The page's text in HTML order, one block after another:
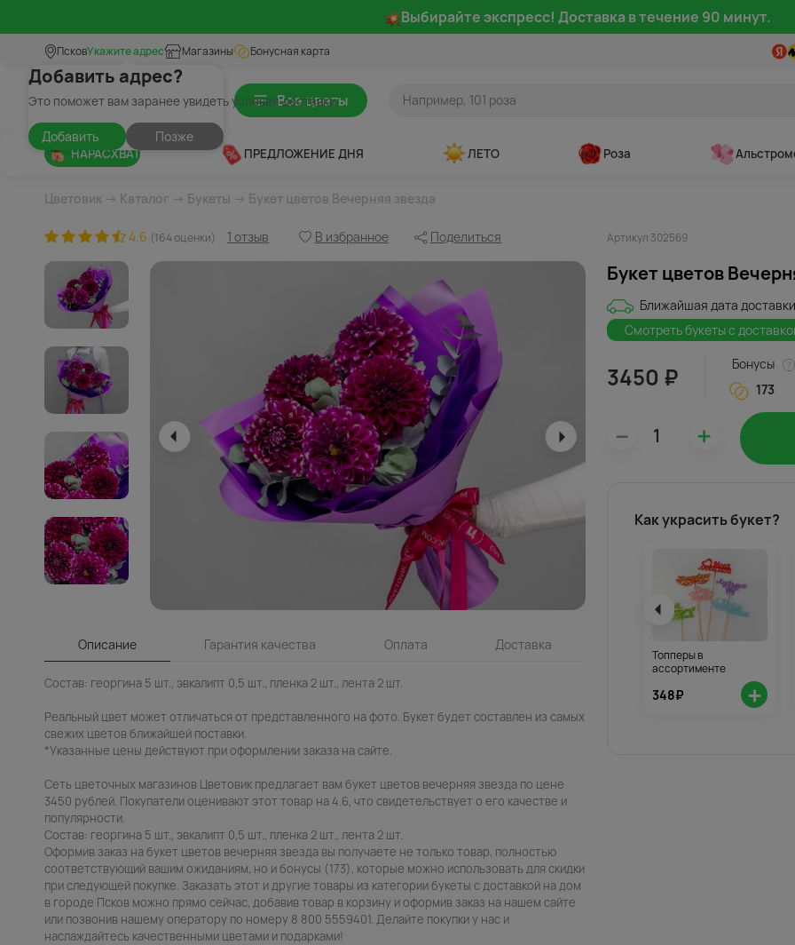
Выбирайте экспресс! Доставка в течение 90 минут.
ПсковУкажите адрес
Добавить адрес?
Это поможет вам заранее увидеть условия доставки
Добавить Позже
Магазины Бонусная карта
Все цветы
НАРАСХВАТ ПРЕДЛОЖЕНИЕ ДНЯ ЛЕТО Роза
Цветовик → Каталог → Букеты → Букет цветов Вечерняя звезда
4.6 (164 оценки) 1 отзыв В избранное Поделиться Артикул 302569
Описание Гарантия качества Оплата Доставка
Состав: георгина 5 шт., эвкалипт 0,5 шт., пленка 2 шт., лента 2 шт.
Реальный цвет может отличаться от представленного на фото. Букет будет составлен из самых
свежих цветов ближайшей поставки.
*Указанные цены действуют при оформлении заказа на сайте.
Сеть цветочных магазинов Цветовик предлагает вам букет цветов вечерняя звезда по цене
3450 рублей. Покупатели оценивают этот товар на 4.6, что свидетельствует о его качестве и
популярности.
Состав: георгина 5 шт., эвкалипт 0,5 шт., пленка 2 шт., лента 2 шт.
Оформив заказ на букет цветов вечерняя звезда вы получаете не только товар, полностью
соответствующий вашим ожиданиям, но и бонусы (173), которые можно использовать для скидки
при следующей покупке. Заказать этот и другие товары из категории букеты с доставкой на дом
в городе Псков можно прямо сейчас, добавив товар в корзину и оформив заказ на нашем сайте
или позвонив нашему оператору по номеру 8 800 5559401. Делайте покупки у нас и
наслаждайтесь качественными цветами и подарками!
Букет цветов
Ближайшая дата
Смотреть букеты с
3450 ₽
Бонусы
173
– +
Как украсить букет?
Топперы в
ассортименте
348₽ +